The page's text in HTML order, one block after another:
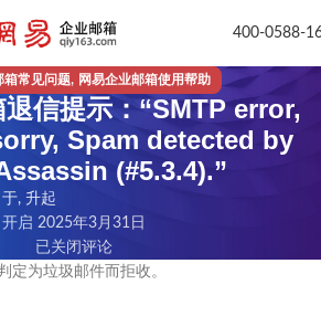
400-0588-
箱常见问题, 网易企业邮箱使用帮助
退信提示：“SMTP error,
Spam detected by
(#5.3.4).”
于, 升起
开启 2025年3月31日
已关闭评论
定为垃圾邮件而拒收。